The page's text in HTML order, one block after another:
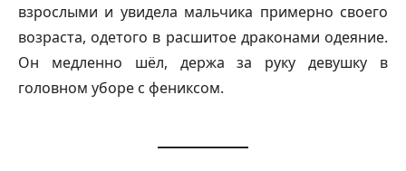
взрослыми и увидела мальчика примерно своего
возраста, одетого в расшитое драконами одеяние.
Он медленно шёл, держа за руку девушку в
головном уборе с фениксом.